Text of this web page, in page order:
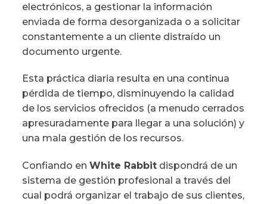
electrónicos, a gestionar la información
enviada de forma desorganizada o a solicitar
constantemente a un cliente distraído un
documento urgente.
Esta práctica diaria resulta en una continua
pérdida de tiempo, disminuyendo la calidad
de los servicios ofrecidos (a menudo cerrados
apresuradamente para llegar a una solución) y
una mala gestión de los recursos.
Confiando enWhite Rabbit dispondrá de un
sistema de gestión profesional a través del
cual podrá organizar el trabajo de sus clientes,